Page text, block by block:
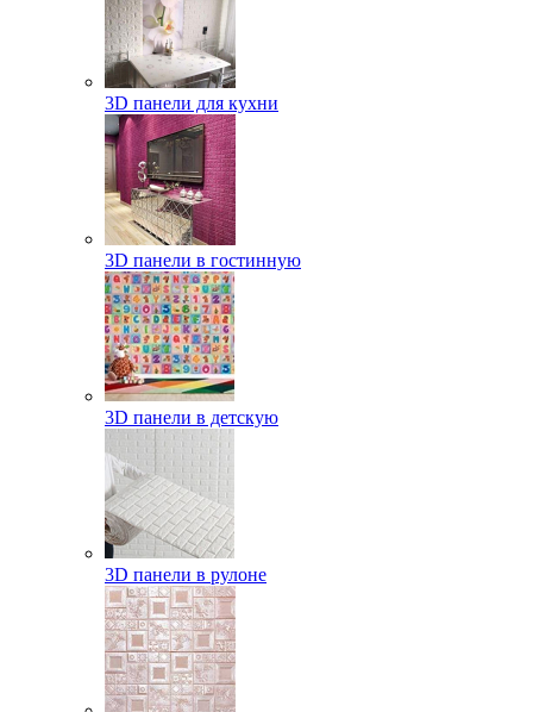
3D панели для кухни
3D панели в гостинную
3D панели в детскую
3D панели в рулоне